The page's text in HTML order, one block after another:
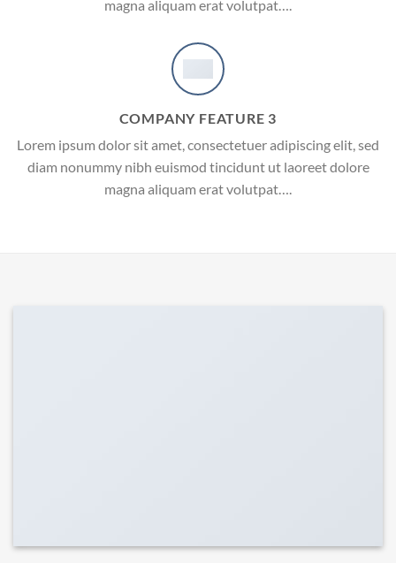
magna aliquam erat volutpat….
COMPANY FEATURE 3
Lorem ipsum dolor sit amet, consectetuer adipiscing elit, sed
diam nonummy nibh euismod tincidunt ut laoreet dolore
magna aliquam erat volutpat….